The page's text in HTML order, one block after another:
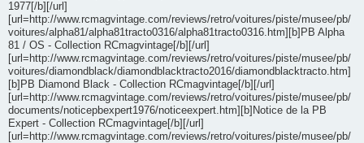
1977[/b][/url]
[url=http://www.rcmagvintage.com/reviews/retro/voitures/piste/musee/pb/
voitures/alpha81/alpha81tracto0316/alpha81tracto0316.htm][b]PB Alpha
81 / OS - Collection RCmagvintage[/b][/url]
[url=http://www.rcmagvintage.com/reviews/retro/voitures/piste/musee/pb/
voitures/diamondblack/diamondblacktracto2016/diamondblacktracto.htm]
[b]PB Diamond Black - Collection RCmagvintage[/b][/url]
[url=http://www.rcmagvintage.com/reviews/retro/voitures/piste/musee/pb/
documents/noticepbexpert1976/noticeexpert.htm][b]Notice de la PB
Expert - Collection RCmagvintage[/b][/url]
[url=http://www.rcmagvintage.com/reviews/retro/voitures/piste/musee/pb/